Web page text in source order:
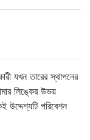
যখন তারের স্থাপনের
লিঙ্কের উভয়
উদ্দেশ্যটি পরিবেশন